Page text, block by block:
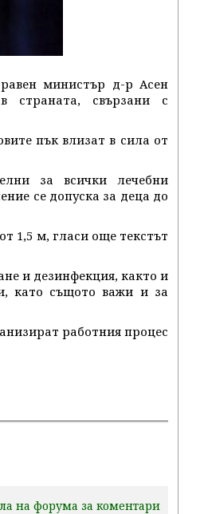
министър д-р Асен
страната, свързани с
пък влизат в сила от
за всички лечебни
се допуска за деца до
1,5 м, гласи още текстът
и дезинфекция, както и
като същото важи и за
работния процес
на форума за коментари